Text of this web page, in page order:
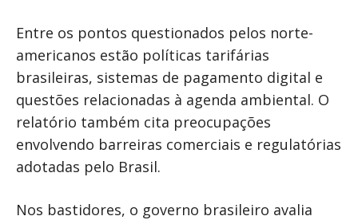
Entre os pontos questionados pelos norte-
americanos estão políticas tarifárias
brasileiras, sistemas de pagamento digital e
questões relacionadas à agenda ambiental. O
relatório também cita preocupações
envolvendo barreiras comerciais e regulatórias
adotadas pelo Brasil.
Nos bastidores, o governo brasileiro avalia